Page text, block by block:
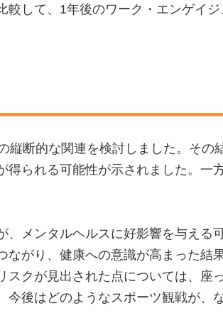
して、1年後のワーク・エンゲイジ
縦断的な関連を検討しました。その
られる可能性が示されました。一
メンタルヘルスに好影響を与える
がり、健康への意識が高まった結
クが見出された点については、座
後はどのようなスポーツ観戦が、